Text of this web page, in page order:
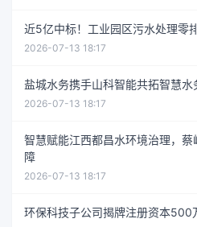
近5亿中标！工业园区污水处理零
2026-07-13 18:17
盐城水务携手山科智能共拓智慧水
2026-07-13 18:17
智慧赋能江西都昌水环境治理，
障
2026-07-13 18:17
环保科技子公司揭牌注册资本500